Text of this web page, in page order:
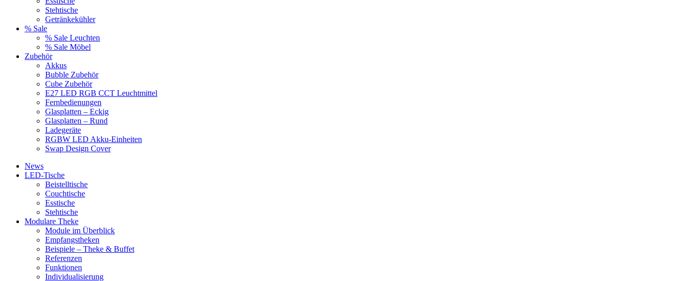
Stehtische
Getränkekühler
% Sale
% Sale Leuchten
% Sale Möbel
Zubehör
Akkus
Bubble Zubehör
Cube Zubehör
E27 LED RGB CCT Leuchtmittel
Fernbedienungen
Glasplatten – Eckig
Glasplatten – Rund
Ladegeräte
RGBW LED Akku-Einheiten
Swap Design Cover
News
LED-Tische
Beistelltische
Couchtische
Esstische
Stehtische
Modulare Theke
Module im Überblick
Empfangstheken
Beispiele – Theke & Buffet
Referenzen
Funktionen
Individualisierung